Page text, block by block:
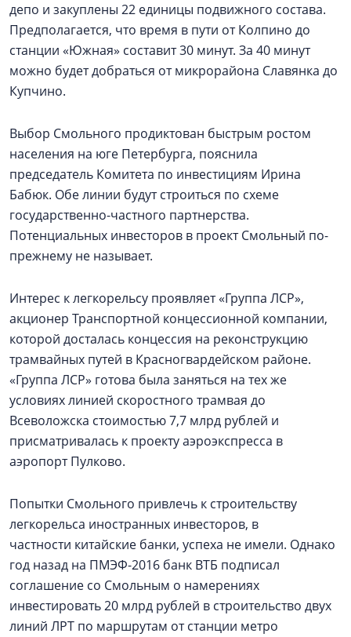
депо и закуплены 22 единицы подвижного состава.
Предполагается, что время в пути от Колпино до
станции «Южная» составит 30 минут. За 40 минут
можно будет добраться от микрорайона Славянка до
Купчино.
Выбор Смольного продиктован быстрым ростом
населения на юге Петербурга, пояснила
председатель Комитета по инвестициям Ирина
Бабюк. Обе линии будут строиться по схеме
государственно-частного партнерства.
Потенциальных инвесторов в проект Смольный по-
прежнему не называет.
Интерес к легкорельсу проявляет «Группа ЛСР»,
акционер Транспортной концессионной компании,
которой досталась концессия на реконструкцию
трамвайных путей в Красногвардейском районе.
«Группа ЛСР» готова была заняться на тех же
условиях линией скоростного трамвая до
Всеволожска стоимостью 7,7 млрд рублей и
присматривалась к проекту аэроэкспресса в
аэропорт Пулково.
Попытки Смольного привлечь к строительству
легкорельса иностранных инвесторов, в
частности китайские банки, успеха не имели. Однако
год назад на ПМЭФ-2016 банк ВТБ подписал
соглашение со Смольным о намерениях
инвестировать 20 млрд рублей в строительство двух
линий ЛРТ по маршрутам от станции метро